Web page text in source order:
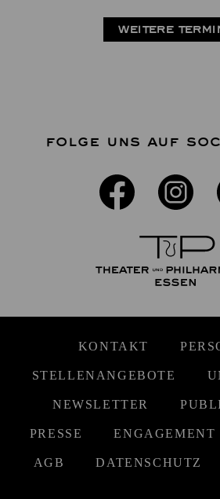
WEITERE
FOLGE UNS AUF
KONTAKT
STELLENANGEBOTE
NEWSLETTER
PRESSE ENGAGEMENT
AGB DATENSCHUTZ